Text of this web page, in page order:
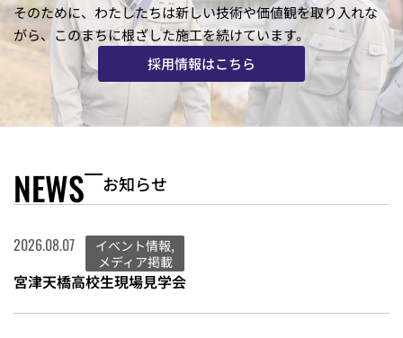
そのために、わたしたちは新しい技術や価値観を取り入れな
がら、 このまちに根ざした施工を続けています。
採用情報はこちら
NEWS お知らせ
2026.08.07 イベント情報,
メディア掲載
宮津天橋高校生現場見学会